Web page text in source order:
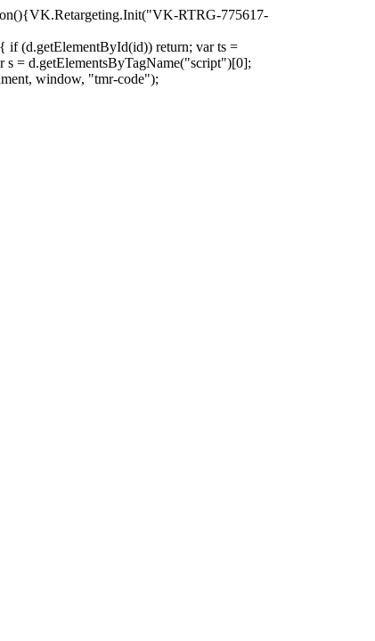
RTRG-775617-
(d.getElementById(id)) return; var ts =
= d.getElementsByTagName("script")[0];
window, "tmr-code");